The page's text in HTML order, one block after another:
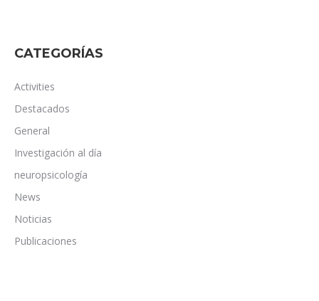
CATEGORÍAS
Activities
Destacados
General
Investigación al día
neuropsicología
News
Noticias
Publicaciones